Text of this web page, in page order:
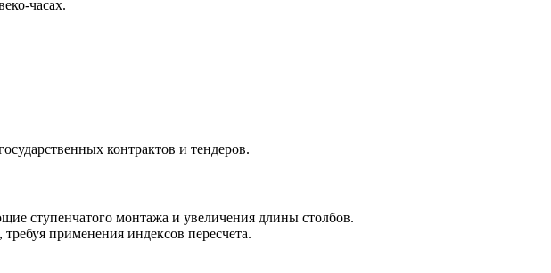
часах.
контрактов и тендеров.
ступенчатого монтажа и увеличения длины столбов.
применения индексов пересчета.